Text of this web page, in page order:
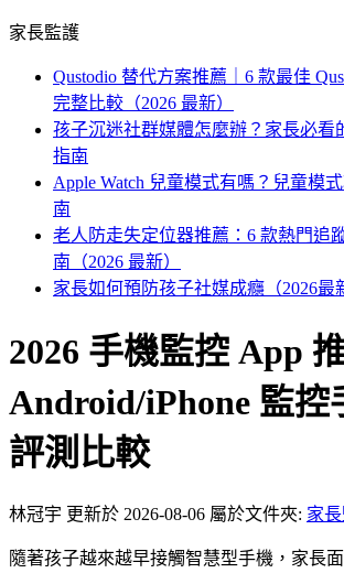
家長監護
Qustodio 替代方案推薦｜6 款最佳
完整比較（2026 最新）
孩子沉迷社群媒體怎麼辦？家長必看
指南
Apple Watch 兒童模式有嗎？兒童模
南
老人防走失定位器推薦：6 款熱門追
南（2026 最新）
家長如何預防孩子社媒成癮（2026最
2026 手機監控 App
Android/iPhone 監控
評測比較
林冠宇 更新於 2026-08-06 屬於文件夾: 家
隨著孩子越來越早接觸智慧型手機，家長